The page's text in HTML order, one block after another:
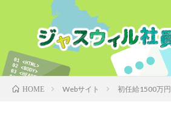
HOME Webサイト 初任給1500万円